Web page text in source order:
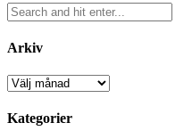
Arkiv
Arkiv
Kategorier